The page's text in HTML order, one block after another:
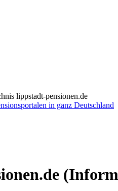
lippstadt-pensionen.de